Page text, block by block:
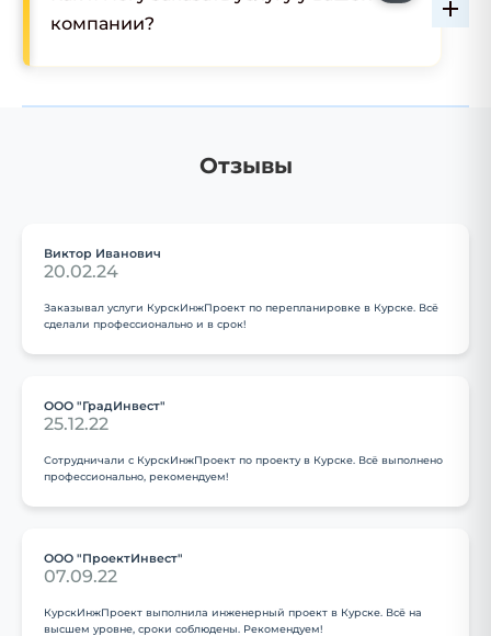
компании?
Отзывы
Виктор Иванович
20.02.24
Заказывал услуги КурскИнжПроект по перепланировке в Курске. Всё
сделали профессионально и в срок!
ООО "ГрадИнвест"
25.12.22
Сотрудничали с КурскИнжПроект по проекту в Курске. Всё выполнено
профессионально, рекомендуем!
ООО "ПроектИнвест"
07.09.22
КурскИнжПроект выполнила инженерный проект в Курске. Всё на
высшем уровне, сроки соблюдены. Рекомендуем!